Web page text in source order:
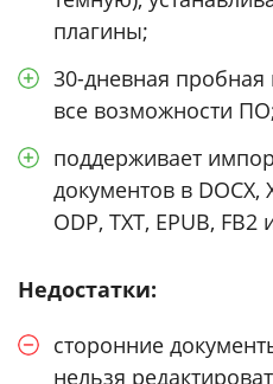
плагины;
30-дневная
все возможности
поддерживает
документов в DOCX,
ODP, TXT, EPUB,
Недостатки:
сторонние
нельзя